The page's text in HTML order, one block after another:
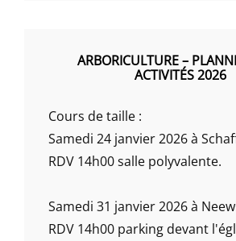
ARBORICULTURE –
ACTIVITÉS 2026
Cours de taille :
Samedi 24 janvier 2026 à
RDV 14h00 salle polyvalente.
Samedi 31 janvier 2026 à
RDV 14h00 parking devant